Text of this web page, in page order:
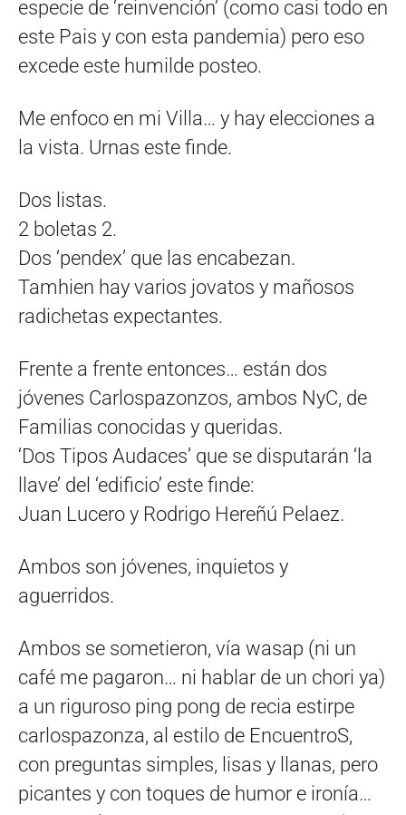
especie de ‘reinvención’ (como casi todo en
este Pais y con esta pandemia) pero eso
excede este humilde posteo.
Me enfoco en mi Villa… y hay elecciones a
la vista. Urnas este finde.
Dos listas.
2 boletas 2.
Dos ‘pendex’ que las encabezan.
Tamhien hay varios jovatos y mañosos
radichetas expectantes.
Frente a frente entonces… están dos
jóvenes Carlospazonzos, ambos NyC, de
Familias conocidas y queridas.
‘Dos Tipos Audaces’ que se disputarán ‘la
llave’ del ‘edificio’ este finde:
Juan Lucero y Rodrigo Hereñú Pelaez.
Ambos son jóvenes, inquietos y
aguerridos.
Ambos se sometieron, vía wasap (ni un
café me pagaron… ni hablar de un chori ya)
a un riguroso ping pong de recia estirpe
carlospazonza, al estilo de EncuentroS,
con preguntas simples, lisas y llanas, pero
picantes y con toques de humor e ironía…